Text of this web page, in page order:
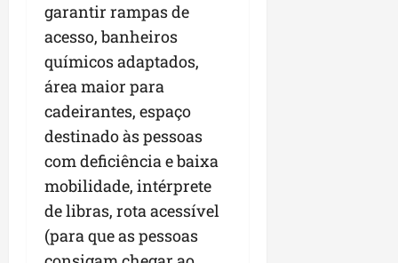
garantir rampas de
acesso, banheiros
químicos adaptados,
área maior para
cadeirantes, espaço
destinado às pessoas
com deficiência e baixa
mobilidade, intérprete
de libras, rota acessível
(para que as pessoas